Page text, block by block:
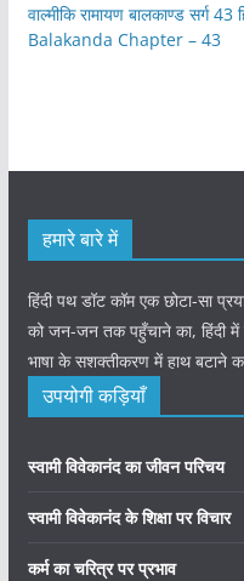
वाल्मीकि रामायण बालकाण्ड सर्ग
Balakanda Chapter – 43
हमारे बारे में
हिंदी पथ डॉट कॉम एक छोटा-सा
को जन-जन तक पहुँचाने का, हिंदी में
भाषा के सशक्तीकरण में हाथ बटाने
उपयोगी कड़ियाँ
स्वामी विवेकानंद का जीवन परिचय
स्वामी विवेकानंद के शिक्षा पर विचार
कर्म का चरित्र पर प्रभाव